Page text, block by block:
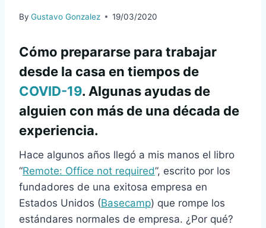
By Gustavo Gonzalez 19/03/2020
Cómo prepararse para trabajar
desde la casa en tiempos de
COVID-19. Algunas ayudas de
alguien con más de una década de
experiencia.
Hace algunos años llegó a mis manos el libro
“Remote: Office not required”, escrito por los
fundadores de una exitosa empresa en
Estados Unidos (Basecamp) que rompe los
estándares normales de empresa. ¿Por qué?